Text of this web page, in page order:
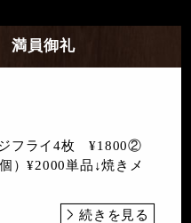
満員御礼
フライ4枚 ¥1800②
）¥2000単品↓焼きメ
続きを見る